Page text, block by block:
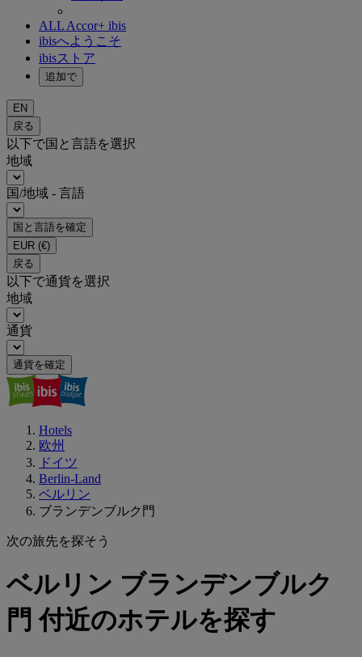
ALL Accor+ ibis
ibisへようこそ
ibisストア
追加で
EN
戻る
以下で国と言語を選択
地域
国/地域 - 言語
国と言語を確定
EUR (€)
戻る
以下で通貨を選択
地域
通貨
通貨を確定
Hotels
欧州
ドイツ
Berlin-Land
ベルリン
ブランデンブルク門
次の旅先を探そう
ベルリン ブランデンブルク
門 付近のホテルを探す